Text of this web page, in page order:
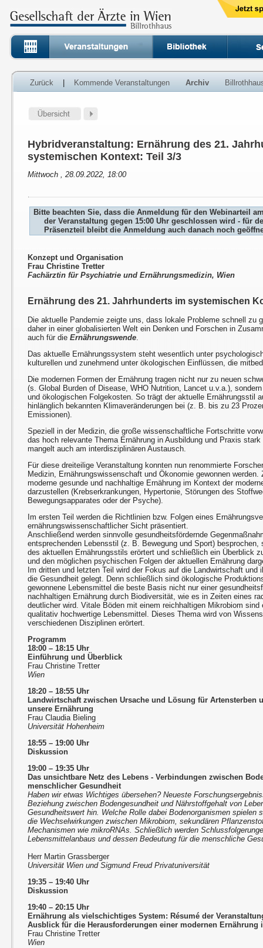
Zurück Kommende Veranstaltungen Archiv
Hybridveranstaltung: Ernährung des 21.
systemischen Kontext: Teil 3/3
Mittwoch , 28.09.2022, 18:00
Bitte beachten Sie, dass die Anmeldung für den Webinarteil
der Veranstaltung gegen 15:00 Uhr geschlossen wird - für
Präsenzteil bleibt die Anmeldung auch danach noch
Konzept und Organisation
Frau Christine Tretter
Fachärztin für Psychiatrie und Ernährungsmedizin, Wien
Ernährung des 21. Jahrhunderts im systemischen
Die aktuelle Pandemie zeigte uns, dass lokale Probleme schnell zu
daher in einer globalisierten Welt ein Denken und Forschen in
auch für dieErnährungswende.
Das aktuelle Ernährungssystem steht wesentlich unter
kulturellen und zunehmend unter ökologischen Einflüssen, die
Die modernen Formen der Ernährung tragen nicht nur zu neuen
(s. Global Burden of Disease, WHO Nutrition, Lancet u.v.a.),
und ökologischen Folgekosten. So trägt der aktuelle Ernährungsstil
hinlänglich bekannten Klimaveränderungen bei (z. B. bis zu 23
Emissionen).
Speziell in der Medizin, die große wissenschaftliche Fortschritte
das hoch relevante Thema Ernährung in Ausbildung und Praxis
mangelt auch am interdisziplinären Austausch.
Für diese dreiteilige Veranstaltung konnten nun renommierte
Medizin, Ernährungswissenschaft und Ökonomie gewonnen
moderne gesunde und nachhaltige Ernährung im Kontext der
darzustellen (Krebserkrankungen, Hypertonie, Störungen des
Bewegungsapparates oder der Psyche).
Im ersten Teil werden die Richtlinien bzw. Folgen eines
ernährungswissenschaftlicher Sicht präsentiert.
Anschließend werden sinnvolle gesundheitsfördernde
entsprechenden Lebensstil (z. B. Bewegung und Sport)
des aktuellen Ernährungsstils erörtert und schließlich ein Überblick
und den möglichen psychischen Folgen der aktuellen Ernährung
Im dritten und letzten Teil wird der Fokus auf die Landwirtschaft und
die Gesundheit gelegt. Denn schließlich sind ökologische
gewonnene Lebensmittel die beste Basis nicht nur einer
nachhaltigen Ernährung durch Biodiversität, wie es in Zeiten eines
deutlicher wird. Vitale Böden mit einem reichhaltigen Mikrobiom sind
qualitativ hochwertige Lebensmittel. Dieses Thema wird von
verschiedenen Disziplinen erörtert.
Programm
18:00 – 18:15 Uhr
Einführung und Überblick
Frau Christine Tretter
Wien
18:20 – 18:55 Uhr
Landwirtschaft zwischen Ursache und Lösung für Artensterben
unsere Ernährung
Frau Claudia Bieling
Universität Hohenheim
18:55 – 19:00 Uhr
Diskussion
19:00 – 19:35 Uhr
Das unsichtbare Netz des Lebens - Verbindungen zwischen
menschlicher Gesundheit
Haben wir etwas Wichtiges übersehen? Neueste
Beziehung zwischen Bodengesundheit und Nährstoffgehalt von
Gesundheitswert hin. Welche Rolle dabei Bodenorganismen spielen
die Wechselwirkungen zwischen Mikrobiom, sekundären
Mechanismen wie mikroRNAs. Schließlich werden
Lebensmittelanbaus und dessen Bedeutung für die menschliche
Herr Martin Grassberger
Universität Wien und Sigmund Freud Privatuniversität
19:35 – 19:40 Uhr
Diskussion
19:40 – 20:15 Uhr
Ernährung als vielschichtiges System: Résumé der
Ausblick für die Herausforderungen einer modernen Ernährung
Frau Christine Tretter
Wien